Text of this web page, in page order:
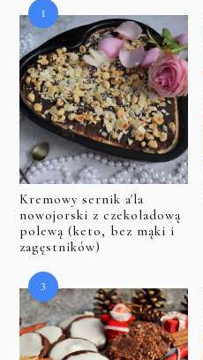
Kremowy sernik a'la
nowojorski z czekoladową
polewą (keto, bez mąki i
zagęstników)